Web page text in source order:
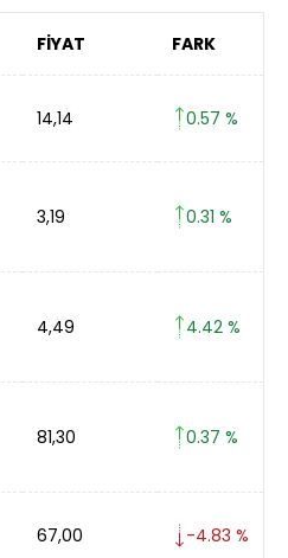
FİYAT FARK
14,14 0.57 %
3,19 0.31 %
4,49 4.42 %
81,30 0.37 %
67,00 -4.83 %